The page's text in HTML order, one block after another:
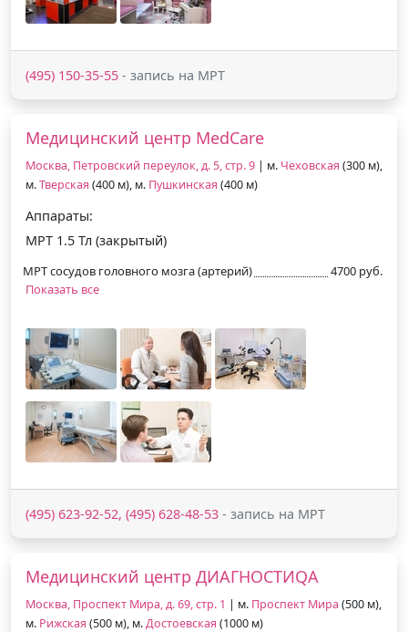
(495) 150-35-55 - запись на МРТ
Медицинский центр MedCare
Москва, Петровский переулок, д. 5, стр. 9 | м. Чеховская (300 м),
м.Тверская (400 м), м. Пушкинская (400 м)
Аппараты:
МРТ 1.5 Тл (закрытый)
МРТ сосудов головного мозга (артерий)
4700 руб.
Показать все
(495) 623-92-52, (495) 628-48-53 - запись на МРТ
Медицинский центр ДИАГНОСТИQA
Москва, Проспект Мира, д. 69, стр. 1 | м. Проспект Мира (500 м),
м. Рижская (500 м), м.Достоевская (1000 м)